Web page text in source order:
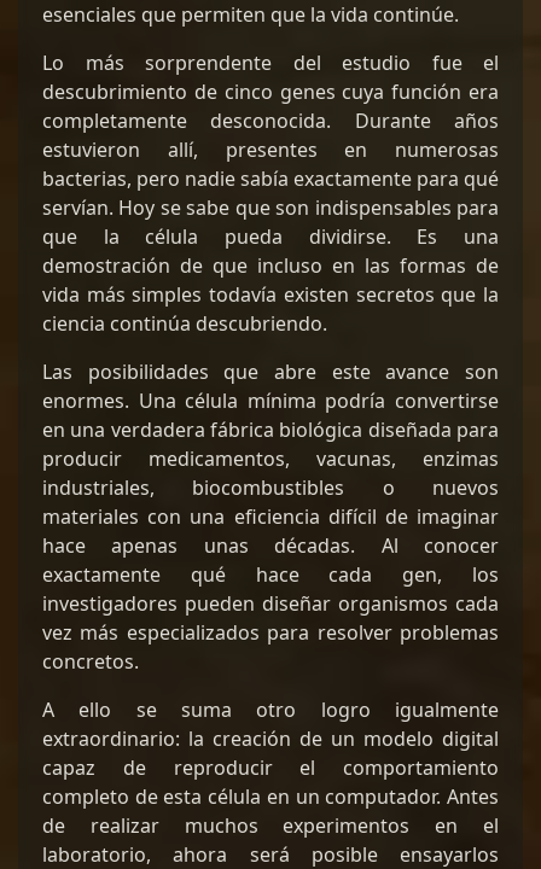
esenciales que permiten que la vida continúe.
Lo más sorprendente del estudio fue el
descubrimiento de cinco genes cuya función era
completamente desconocida. Durante años
estuvieron allí, presentes en numerosas
bacterias, pero nadie sabía exactamente para qué
servían. Hoy se sabe que son indispensables para
que la célula pueda dividirse. Es una
demostración de que incluso en las formas de
vida más simples todavía existen secretos que la
ciencia continúa descubriendo.
Las posibilidades que abre este avance son
enormes. Una célula mínima podría convertirse
en una verdadera fábrica biológica diseñada para
producir medicamentos, vacunas, enzimas
industriales, biocombustibles o nuevos
materiales con una eficiencia difícil de imaginar
hace apenas unas décadas. Al conocer
exactamente qué hace cada gen, los
investigadores pueden diseñar organismos cada
vez más especializados para resolver problemas
concretos.
A ello se suma otro logro igualmente
extraordinario: la creación de un modelo digital
capaz de reproducir el comportamiento
completo de esta célula en un computador. Antes
de realizar muchos experimentos en el
laboratorio, ahora será posible ensayarlos